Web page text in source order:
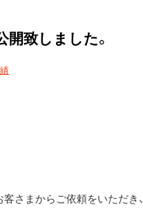
開致しました。
さまからご依頼をいただき、